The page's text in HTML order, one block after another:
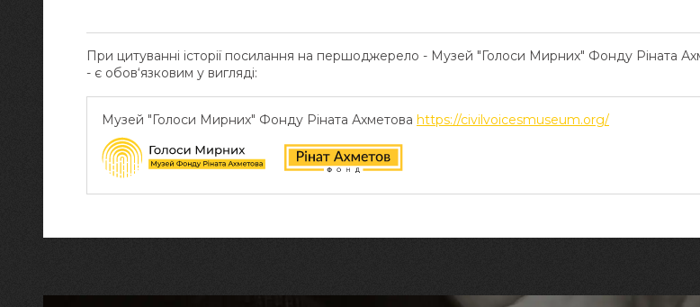
При цитуванні історії посилання на першоджерело - Музей "Голоси Мирних" Фонду Ріната
- є обов‘язковим у вигляді:
Музей "Голоси Мирних" Фонду Ріната Ахметова https://civilvoicesmuseum.org/